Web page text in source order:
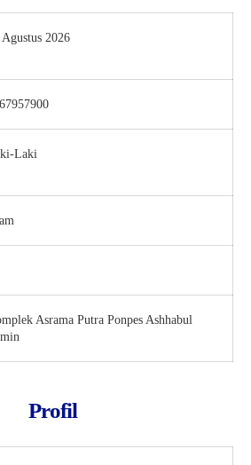
2026
Laki
Asrama Putra Ponpes Ashhabul
Profil